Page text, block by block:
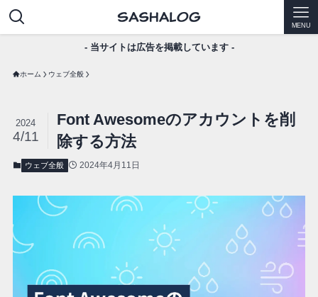
MENU
- 当サイトは広告を掲載しています -
ホーム ウェブ全般
Font Awesomeのアカウントを削
除する方法
2024
4/11
ウェブ全般 2024年4月11日